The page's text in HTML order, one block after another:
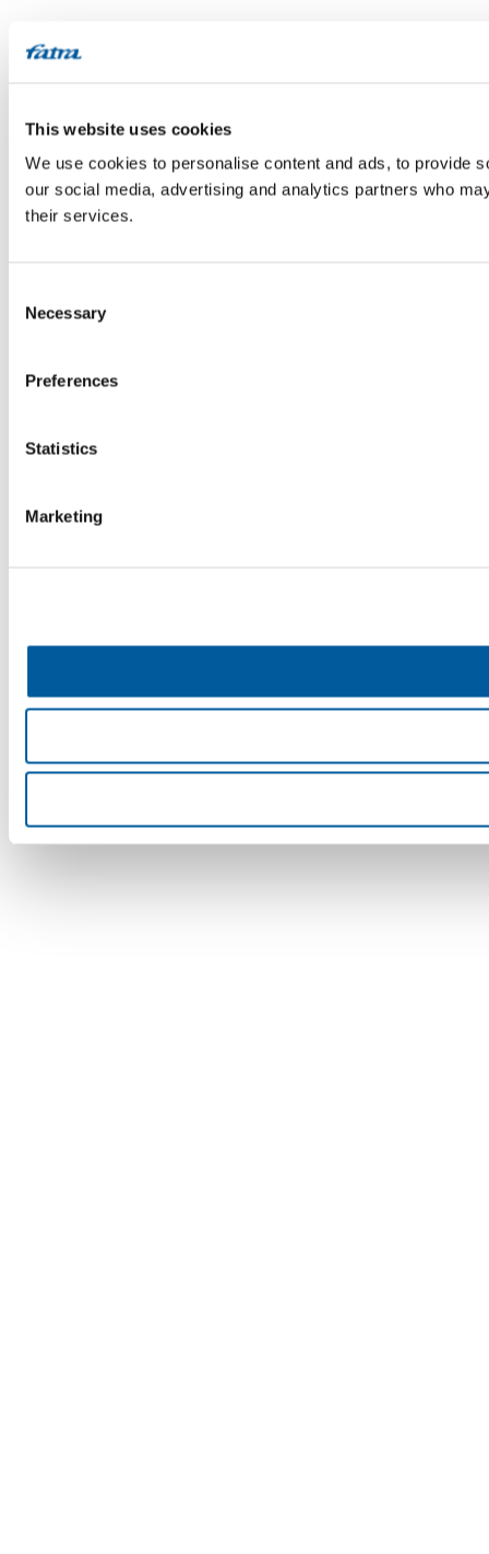
This website uses cookies
We use cookies to personalise content and ads, to provide
our social media, advertising and analytics partners who
their services.
Selection
Necessary
Preferences
Statistics
Marketing